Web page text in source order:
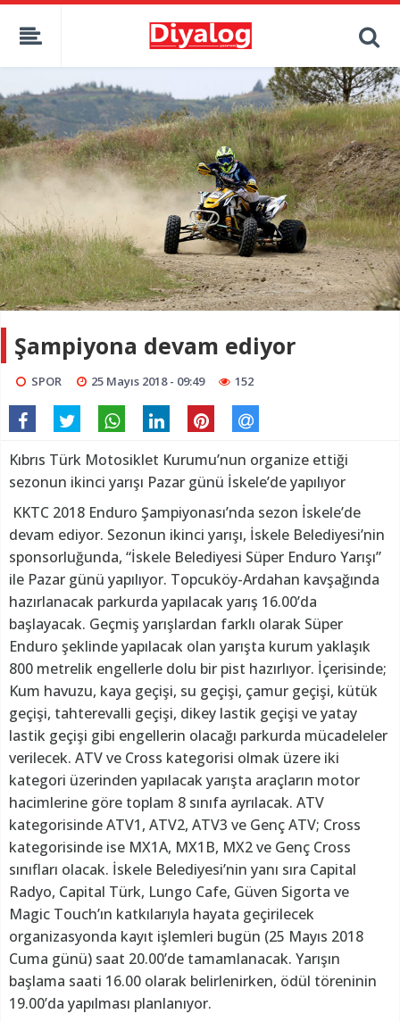
Şampiyona devam ediyor
SPOR 25 Mayıs 2018 - 09:49 152
Kıbrıs Türk Motosiklet Kurumu’nun organize ettiği
sezonun ikinci yarışı Pazar günü İskele’de yapılıyor
KKTC 2018 Enduro Şampiyonası’nda sezon İskele’de
devam ediyor. Sezonun ikinci yarışı, İskele Belediyesi’nin
sponsorluğunda, “İskele Belediyesi Süper Enduro Yarışı”
ile Pazar günü yapılıyor. Topcuköy-Ardahan kavşağında
hazırlanacak parkurda yapılacak yarış 16.00’da
başlayacak. Geçmiş yarışlardan farklı olarak Süper
Enduro şeklinde yapılacak olan yarışta kurum yaklaşık
800 metrelik engellerle dolu bir pist hazırlıyor. İçerisinde;
Kum havuzu, kaya geçişi, su geçişi, çamur geçişi, kütük
geçişi, tahterevalli geçişi, dikey lastik geçişi ve yatay
lastik geçişi gibi engellerin olacağı parkurda mücadeleler
verilecek. ATV ve Cross kategorisi olmak üzere iki
kategori üzerinden yapılacak yarışta araçların motor
hacimlerine göre toplam 8 sınıfa ayrılacak. ATV
kategorisinde ATV1, ATV2, ATV3 ve Genç ATV; Cross
kategorisinde ise MX1A, MX1B, MX2 ve Genç Cross
sınıfları olacak. İskele Belediyesi’nin yanı sıra Capital
Radyo, Capital Türk, Lungo Cafe, Güven Sigorta ve
Magic Touch’ın katkılarıyla hayata geçirilecek
organizasyonda kayıt işlemleri bugün (25 Mayıs 2018
Cuma günü) saat 20.00’de tamamlanacak. Yarışın
başlama saati 16.00 olarak belirlenirken, ödül töreninin
19.00’da yapılması planlanıyor.